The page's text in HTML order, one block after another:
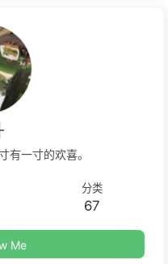
有一寸的欢喜。
分类
67
Me